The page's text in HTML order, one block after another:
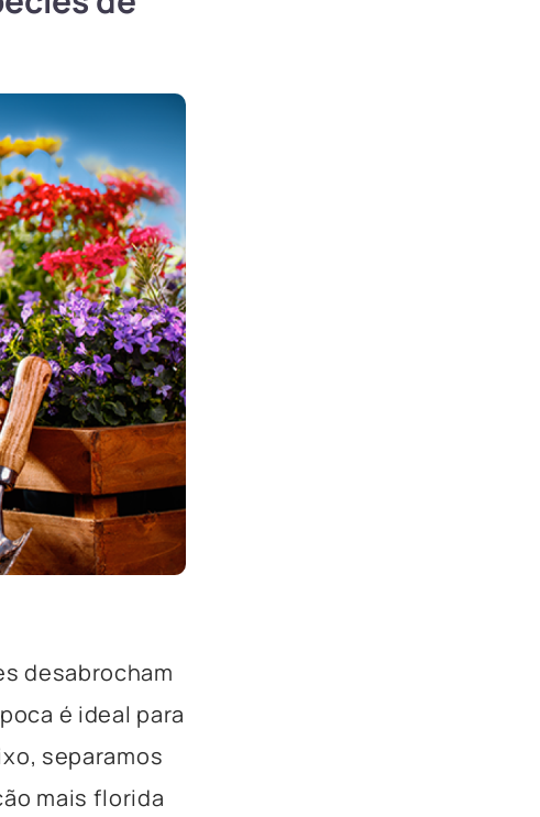
desabrocham
é ideal para
separamos
mais florida